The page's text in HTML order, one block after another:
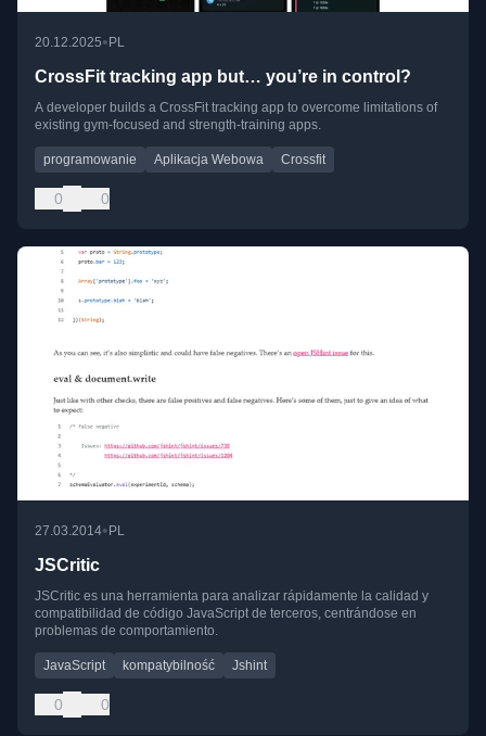
20.12.2025•PL
CrossFit tracking app but… you’re in control?
A developer builds a CrossFit tracking app to overcome limitations of
existing gym-focused and strength-training apps.
programowanie Aplikacja Webowa Crossfit
0 0
27.03.2014• PL
JSCritic
JSCritic es una herramienta para analizar rápidamente la calidad y
compatibilidad de código JavaScript de terceros, centrándose en
problemas de comportamiento.
JavaScript kompatybilność Jshint
0 0